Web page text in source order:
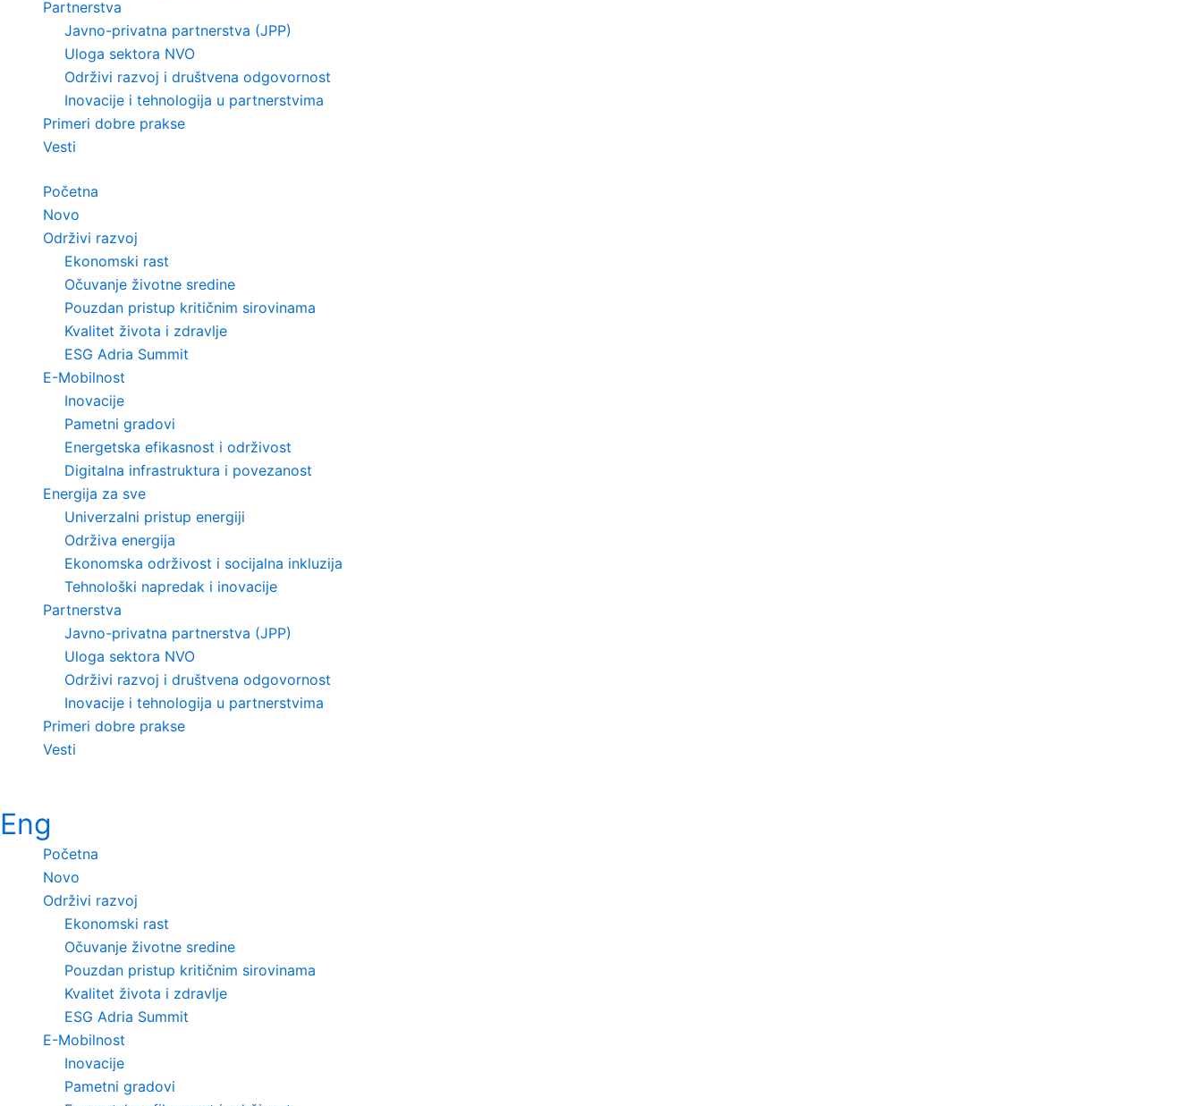
Partnerstva
Javno-privatna partnerstva (JPP)
Uloga sektora NVO
Održivi razvoj i društvena odgovornost
Inovacije i tehnologija u partnerstvima
Primeri dobre prakse
Vesti
Početna
Novo
Održivi razvoj
Ekonomski rast
Očuvanje životne sredine
Pouzdan pristup kritičnim sirovinama
Kvalitet života i zdravlje
ESG Adria Summit
E-Mobilnost
Inovacije
Pametni gradovi
Energetska efikasnost i održivost
Digitalna infrastruktura i povezanost
Energija za sve
Univerzalni pristup energiji
Održiva energija
Ekonomska održivost i socijalna inkluzija
Tehnološki napredak i inovacije
Partnerstva
Javno-privatna partnerstva (JPP)
Uloga sektora NVO
Održivi razvoj i društvena odgovornost
Inovacije i tehnologija u partnerstvima
Primeri dobre prakse
Vesti
Eng
Početna
Novo
Održivi razvoj
Ekonomski rast
Očuvanje životne sredine
Pouzdan pristup kritičnim sirovinama
Kvalitet života i zdravlje
ESG Adria Summit
E-Mobilnost
Inovacije
Pametni gradovi